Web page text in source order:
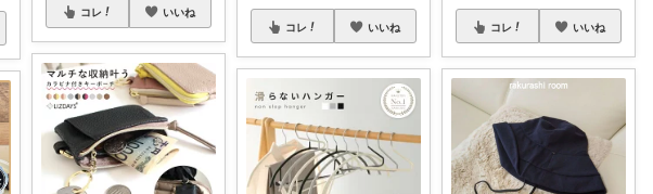
コレ いいね
コレ いいね コレ いいね